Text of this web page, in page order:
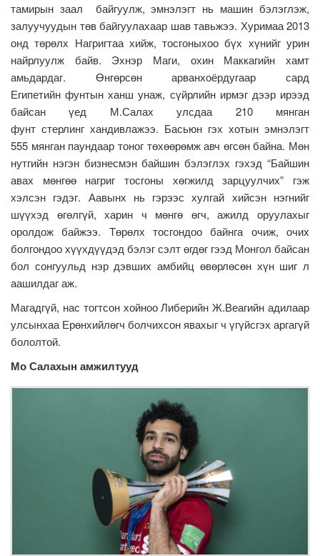
тамирын заал байгуулж, эмнэлэгт нь машин бэлэглэж,
залуучуудын төв байгуулахаар шав тавьжээ. Хуримаа 2013
онд төрөлх Нагригтаа хийж, тосгоныхоо бүх хүнийг урин
найрлуулж байв. Эхнэр Маги, охин Маккагийн хамт
амьдардаг. Өнгөрсөн арванхоёрдугаар сард
Египетийн фунтын ханш унаж, сүйрлийн ирмэг дээр ирээд
байсан үед М.Салах улсдаа 210 мянган
фунт стерлинг хандивлажээ. Басьюн гэх хотын эмнэлэгт
555 мянган паундаар тоног төхөөрөмж авч өгсөн байна. Мөн
нутгийн нэгэн бизнесмэн байшин бэлэглэх гэхэд “Байшин
авах мөнгөө нагриг тосгоны хөгжилд зарцуулчих” гэж
хэлсэн гэдэг. Аавынх нь гэрээс хулгай хийсэн нэгнийг
шүүхэд өгөлгүй, харин ч мөнгө өгч, ажилд оруулахыг
оролдож байжээ. Төрөлх тосгондоо байнга очиж, очих
болгондоо хүүхдүүдэд бэлэг сэлт өгдөг гээд Монгол байсан
бол сонгуульд нэр дэвших амбийц өвөрлөсөн хүн шиг л
аашилдаг аж.
Магадгүй, нас тогтсон хойноо Либерийн Ж.Веагийн адилаар
улсынхаа Ерөнхийлөгч болчихсон явахыг ч үгүйсгэх аргагүй
бололтой.
Мо Салахын амжилтууд